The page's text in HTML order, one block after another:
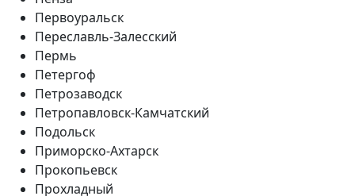
Первоуральск
Переславль-Залесский
Пермь
Петергоф
Петрозаводск
Петропавловск-Камчатский
Подольск
Приморско-Ахтарск
Прокопьевск
Прохладный